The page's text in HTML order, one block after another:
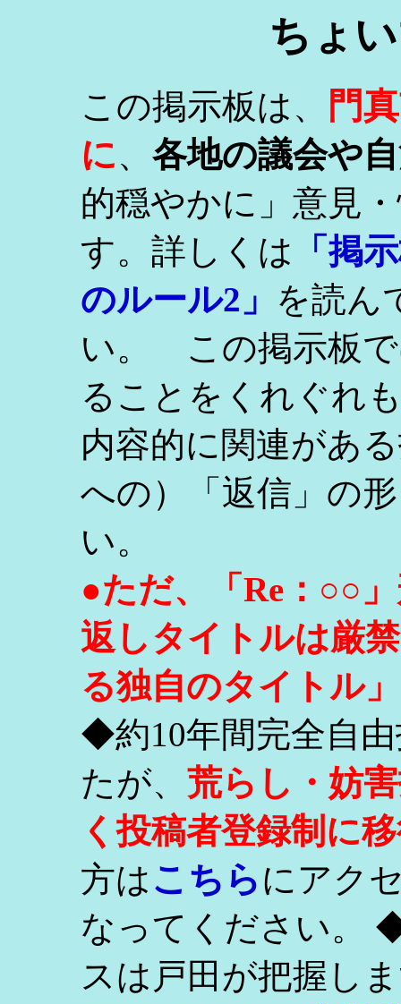
ちょ
この掲示板は、
門
に、 各地の議会や
的穏やかに」意見
す。詳しくは
「掲
のルール2」 を読ん
い。 この掲示板で
ることをくれぐれ
内容的に関連があ
への）「返信」の
い。
●ただ、「Re：○○
返しタイトルは厳
る独自のタイトル
◆約10年間完全自
たが、 荒らし・妨
く投稿者登録制に
方はこちらにアク
なってください。
スは戸田が把握し